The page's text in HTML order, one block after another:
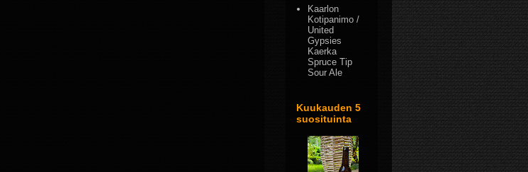
Kaarlon
Kotipanimo /
United
Gypsies
Kaerka
Spruce Tip
Sour Ale
Kuukauden 5
suosituinta